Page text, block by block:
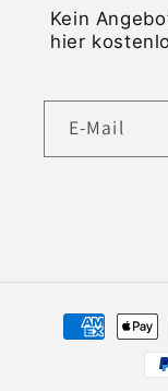
Kein
hier
E-Mail